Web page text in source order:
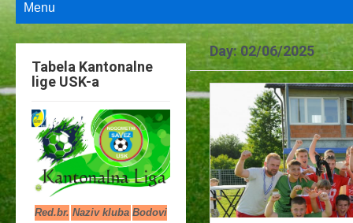
Menu
Tabela Kantonalne
lige USK-a
Red.br. Naziv kluba Bodovi
Day:02/06/2025